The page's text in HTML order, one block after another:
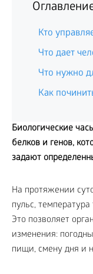
Кто
Что дает
Что нужно
Как
Биологические
белков и генов,
задают
На протяжении
пульс,
Это позволяет
изменения:
пищи, смену дня и